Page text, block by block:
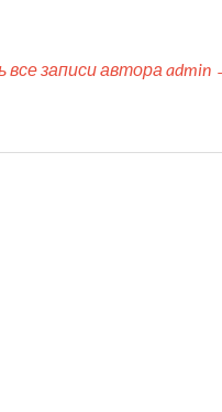
записи автора admin